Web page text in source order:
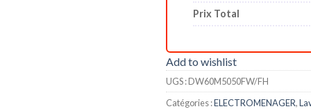
Prix Total
Add to wishlist
UGS :DW60M5050FW/FH
Catégories :ELECTROMENAGER,